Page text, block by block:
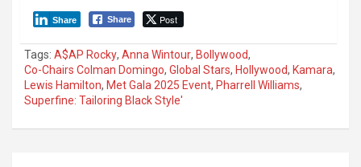
Share Post
Share
Tags: A$AP Rocky, Anna Wintour, Bollywood,
Co-Chairs Colman Domingo, Global Stars, Hollywood, Kamara,
Lewis Hamilton, Met Gala 2025 Event, Pharrell Williams,
Superfine: Tailoring Black Style'